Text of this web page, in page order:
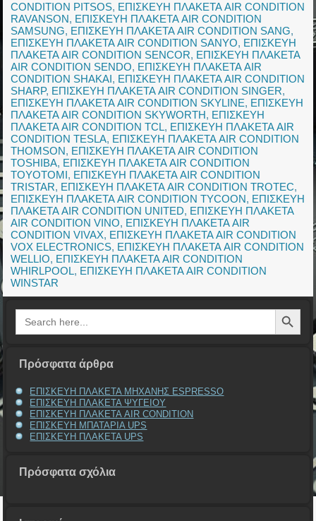
CONDITION PITSOS, ΕΠΙΣΚΕΥΗ ΠΛΑΚΕΤΑ AIR CONDITION
RAVANSON, ΕΠΙΣΚΕΥΗ ΠΛΑΚΕΤΑ AIR CONDITION
SAMSUNG, ΕΠΙΣΚΕΥΗ ΠΛΑΚΕΤΑ AIR CONDITION SANG,
ΕΠΙΣΚΕΥΗ ΠΛΑΚΕΤΑ AIR CONDITION SANYO, ΕΠΙΣΚΕΥΗ
ΠΛΑΚΕΤΑ AIR CONDITION SENCOR, ΕΠΙΣΚΕΥΗ ΠΛΑΚΕΤΑ
AIR CONDITION SENDO, ΕΠΙΣΚΕΥΗ ΠΛΑΚΕΤΑ AIR
CONDITION SHAKAI, ΕΠΙΣΚΕΥΗ ΠΛΑΚΕΤΑ AIR CONDITION
SHARP, ΕΠΙΣΚΕΥΗ ΠΛΑΚΕΤΑ AIR CONDITION SINGER,
ΕΠΙΣΚΕΥΗ ΠΛΑΚΕΤΑ AIR CONDITION SKYLINE, ΕΠΙΣΚΕΥΗ
ΠΛΑΚΕΤΑ AIR CONDITION SKYWORTH, ΕΠΙΣΚΕΥΗ
ΠΛΑΚΕΤΑ AIR CONDITION TCL, ΕΠΙΣΚΕΥΗ ΠΛΑΚΕΤΑ AIR
CONDITION TESLA, ΕΠΙΣΚΕΥΗ ΠΛΑΚΕΤΑ AIR CONDITION
THOMSON, ΕΠΙΣΚΕΥΗ ΠΛΑΚΕΤΑ AIR CONDITION
TOSHIBA, ΕΠΙΣΚΕΥΗ ΠΛΑΚΕΤΑ AIR CONDITION
TOYOTOMI, ΕΠΙΣΚΕΥΗ ΠΛΑΚΕΤΑ AIR CONDITION
TRISTAR, ΕΠΙΣΚΕΥΗ ΠΛΑΚΕΤΑ AIR CONDITION TROTEC,
ΕΠΙΣΚΕΥΗ ΠΛΑΚΕΤΑ AIR CONDITION TYCOON, ΕΠΙΣΚΕΥΗ
ΠΛΑΚΕΤΑ AIR CONDITION UNITED, ΕΠΙΣΚΕΥΗ ΠΛΑΚΕΤΑ
AIR CONDITION VINO, ΕΠΙΣΚΕΥΗ ΠΛΑΚΕΤΑ AIR
CONDITION VIVAX, ΕΠΙΣΚΕΥΗ ΠΛΑΚΕΤΑ AIR CONDITION
VOX ELECTRONICS, ΕΠΙΣΚΕΥΗ ΠΛΑΚΕΤΑ AIR CONDITION
WELLIO, ΕΠΙΣΚΕΥΗ ΠΛΑΚΕΤΑ AIR CONDITION
WHIRLPOOL, ΕΠΙΣΚΕΥΗ ΠΛΑΚΕΤΑ AIR CONDITION
WINSTAR
Search
for:
Search Button
Πρόσφατα άρθρα
ΕΠΙΣΚΕΥΗ ΠΛΑΚΕΤΑ ΜΗΧΑΝΗΣ ESPRESSO
ΕΠΙΣΚΕΥΗ ΠΛΑΚΕΤΑ ΨΥΓΕΙΟΥ
ΕΠΙΣΚΕΥΗ ΠΛΑΚΕΤΑ AIR CONDITION
ΕΠΙΣΚΕΥΗ ΜΠΑΤΑΡΙΑ UPS
ΕΠΙΣΚΕΥΗ ΠΛΑΚΕΤΑ UPS
Πρόσφατα σχόλια